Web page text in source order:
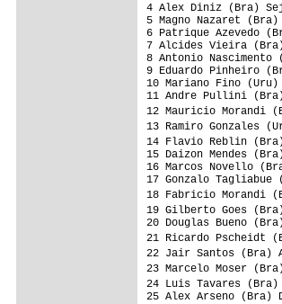
4 Alex Diniz (Bra)
5 Magno Nazaret
6 Patrique
7 Alcides
8 Antonio
9 Eduardo
10 Mariano
11 Andre Pullini
12 Mauricio
13 Ramiro
14 Flavio
15 Daizon
16 Marcos
17 Gonzalo
18 Fabricio
19 Gilberto
20 Douglas
21 Ricardo
22 Jair
23 Marcelo
24 Luis Tavares
25 Alex Arseno